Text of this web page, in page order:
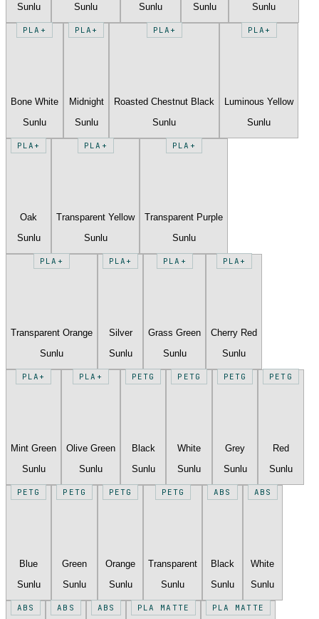
Sunlu
Sunlu
Sunlu
Sunlu
Sunlu
PLA+
Bone White
Sunlu
PLA+
Midnight
Sunlu
PLA+
Roasted Chestnut Black
Sunlu
PLA+
Luminous Yellow
Sunlu
PLA+
Oak
Sunlu
PLA+
Transparent Yellow
Sunlu
PLA+
Transparent Purple
Sunlu
PLA+
Transparent Orange
Sunlu
PLA+
Silver
Sunlu
PLA+
Grass Green
Sunlu
PLA+
Cherry Red
Sunlu
PLA+
Mint Green
Sunlu
PLA+
Olive Green
Sunlu
PETG
Black
Sunlu
PETG
White
Sunlu
PETG
Grey
Sunlu
PETG
Red
Sunlu
PETG
Blue
Sunlu
PETG
Green
Sunlu
PETG
Orange
Sunlu
PETG
Transparent
Sunlu
ABS
Black
Sunlu
ABS
White
Sunlu
ABS ABS ABS PLA MATTE PLA MATTE